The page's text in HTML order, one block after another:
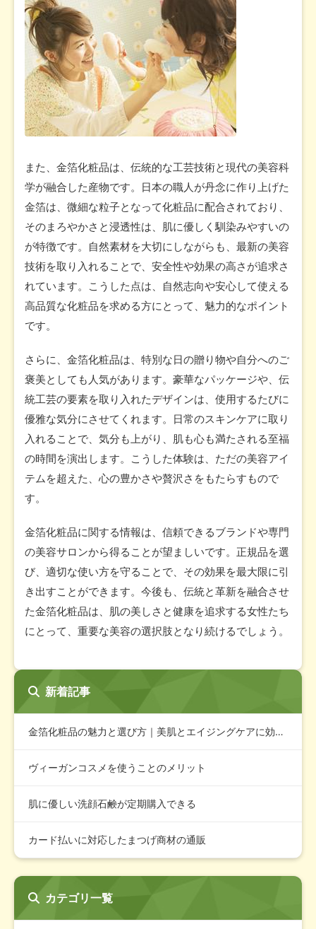
また、金箔化粧品は、伝統的な工芸技術と現代の美容科
学が融合した産物です。日本の職人が丹念に作り上げた
金箔は、微細な粒子となって化粧品に配合されており、
そのまろやかさと浸透性は、肌に優しく馴染みやすいの
が特徴です。自然素材を大切にしながらも、最新の美容
技術を取り入れることで、安全性や効果の高さが追求さ
れています。こうした点は、自然志向や安心して使える
高品質な化粧品を求める方にとって、魅力的なポイント
です。
さらに、金箔化粧品は、特別な日の贈り物や自分へのご
褒美としても人気があります。豪華なパッケージや、伝
統工芸の要素を取り入れたデザインは、使用するたびに
優雅な気分にさせてくれます。日常のスキンケアに取り
入れることで、気分も上がり、肌も心も満たされる至福
の時間を演出します。こうした体験は、ただの美容アイ
テムを超えた、心の豊かさや贅沢さをもたらすもので
す。
金箔化粧品に関する情報は、信頼できるブランドや専門
の美容サロンから得ることが望ましいです。正規品を選
び、適切な使い方を守ることで、その効果を最大限に引
き出すことができます。今後も、伝統と革新を融合させ
た金箔化粧品は、肌の美しさと健康を追求する女性たち
にとって、重要な美容の選択肢となり続けるでしょう。
新着記事
金箔化粧品の魅力と選び方｜美肌とエイジングケアに効果的な高品…
ヴィーガンコスメを使うことのメリット
肌に優しい洗顔石鹸が定期購入できる
カード払いに対応したまつげ商材の通販
カテゴリ一覧